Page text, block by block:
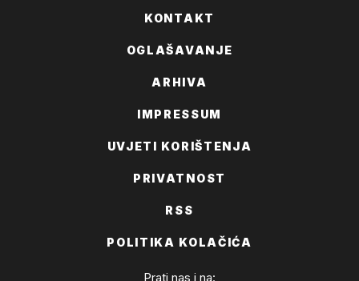
KONTAKT
OGLAŠAVANJE
ARHIVA
IMPRESSUM
UVJETI KORIŠTENJA
PRIVATNOST
RSS
POLITIKA KOLAČIĆA
Prati nas i na: